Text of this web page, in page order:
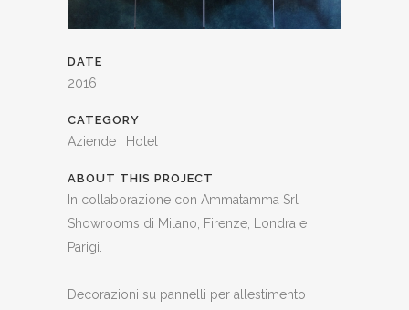
DATE
2016
CATEGORY
Aziende | Hotel
ABOUT THIS PROJECT
In collaborazione con Ammatamma Srl
Showrooms di Milano, Firenze, Londra e
Parigi.
Decorazioni su pannelli per allestimento